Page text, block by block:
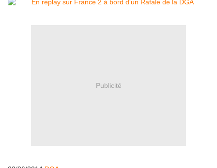
Publicité